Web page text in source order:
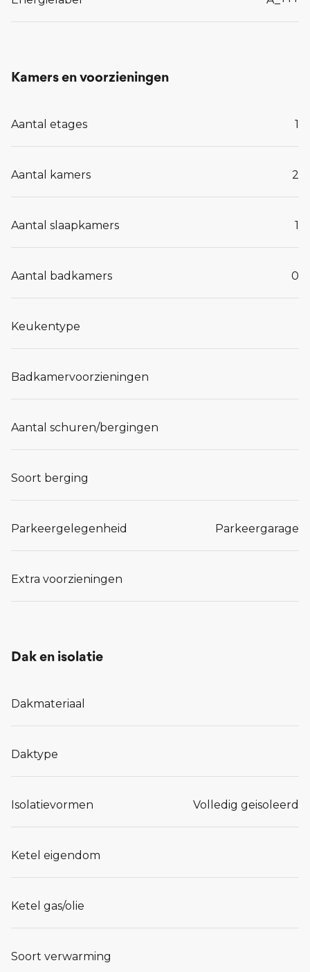
Kamers en voorzieningen
Aantal etages 1
Aantal kamers 2
Aantal slaapkamers 1
Aantal badkamers 0
Keukentype
Badkamervoorzieningen
Aantal schuren/bergingen
Soort berging
Parkeergelegenheid Parkeergarage
Extra voorzieningen
Dak en isolatie
Dakmateriaal
Daktype
Isolatievormen Volledig geisoleerd
Ketel eigendom
Ketel gas/olie
Soort verwarming